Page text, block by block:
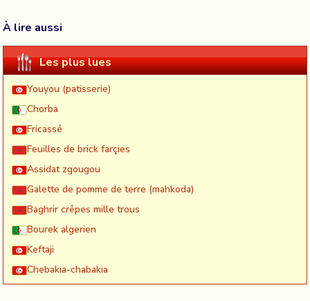
À lire aussi
Les plus lues
Youyou (patisserie)
Chorba
Fricassé
Feuilles de brick farçies
Assidat zgougou
Galette de pomme de terre (mahkoda)
Baghrir crêpes mille trous
Bourek algerien
Keftaji
Chebakia-chabakia